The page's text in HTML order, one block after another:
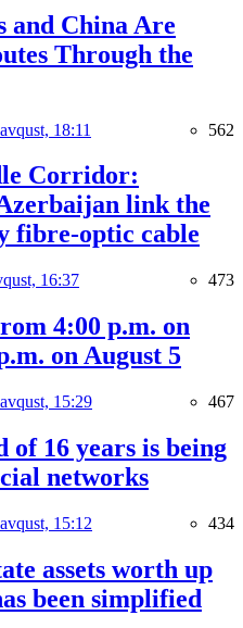
and China Are
Through the
18:11 562
Corridor:
link the
fibre-optic cable
16:37 473
4:00 p.m. on
on August 5
15:29 467
of 16 years is being
networks
15:12 434
assets worth up
been simplified